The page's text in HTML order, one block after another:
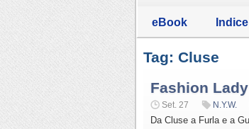
eBook
Tag: Cluse
Fashion
Set. 27 N.Y.W.
Da Cluse a Furla e a